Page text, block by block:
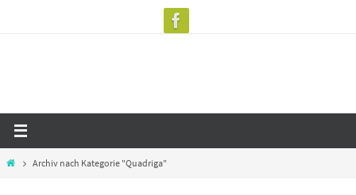
StartArchiv nach Kategorie "Quadriga"